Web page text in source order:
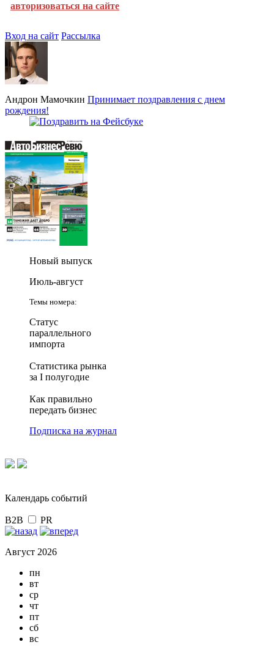
авторизоваться на сайте
Вход на сайт Рассылка
Андрон Мамочкин Принимает поздравления с днем
рождения!
Новый выпуск
Июль-август
Темы номера:
Статус
параллельного
импорта
Статистика рынка
за I полугодие
Как правильно
передать бизнес
Подписка на журнал
Календарь событий
B2B PR
Август 2026
пн
вт
ср
чт
пт
сб
вс